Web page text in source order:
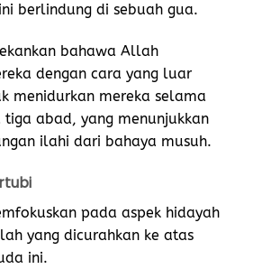
berlindung di sebuah gua.
bahawa Allah
dengan cara yang luar
menidurkan mereka selama
abad, yang menunjukkan
ilahi dari bahaya musuh.
pada aspek hidayah
yang dicurahkan ke atas
ini.